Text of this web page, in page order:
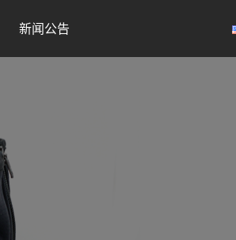
新闻公告